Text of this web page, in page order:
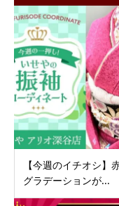
【今週のイチオシ】
グラデーションが...